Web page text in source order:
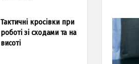
Тактичні кросівки при
роботі зі сходами та на
висоті